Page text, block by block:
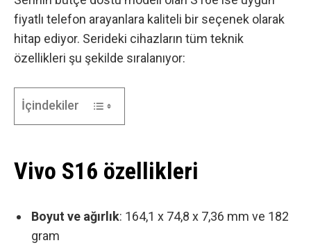
fiyatlı telefon arayanlara kaliteli bir seçenek olarak
hitap ediyor. Serideki cihazların tüm teknik
özellikleri şu şekilde sıralanıyor:
İçindekiler
Vivo S16 özellikleri
Boyut ve ağırlık: 164,1 x 74,8 x 7,36 mm ve 182
gram